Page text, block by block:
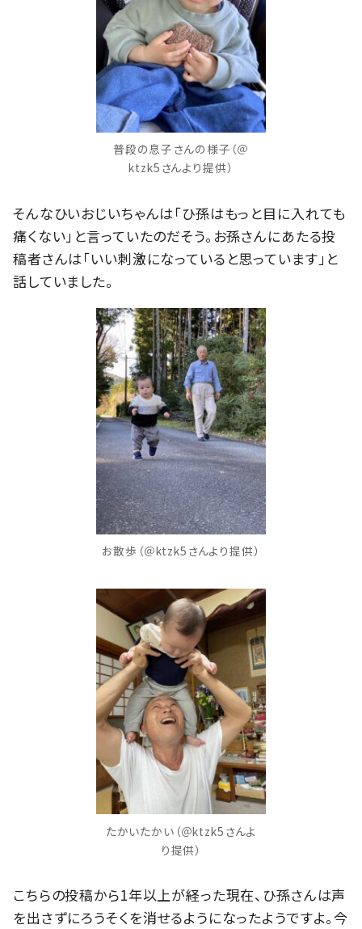
普段の息子さんの様子（＠
ktzk5さんより提供）
そんなひいおじいちゃんは「ひ孫はもっと目に入れても
痛くない」と言っていたのだそう。お孫さんにあたる投
稿者さんは「いい刺激になっていると思っています」と
話していました。
お散歩（＠ktzk5さんより提供）
たかいたかい（＠ktzk5さんよ
り提供）
こちらの投稿から1年以上が経った現在、ひ孫さんは声
を出さずにろうそくを消せるようになったようですよ。今